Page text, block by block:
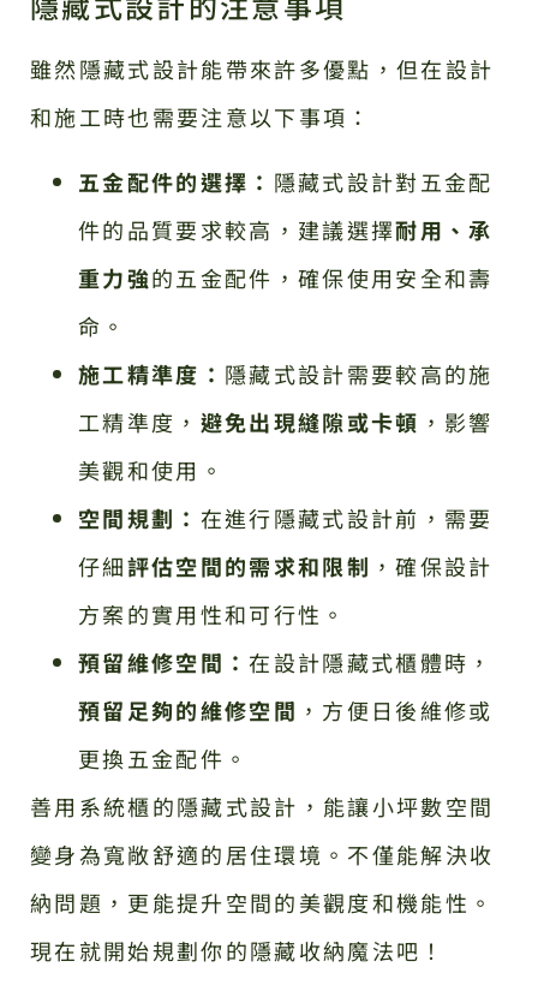
雖然隱藏式設計能帶來許多優點，但在設計
和施工時也需要注意以下事項：
五金配件的選擇： 隱藏式設計對五金配
件的品質要求較高，建議選擇耐用、承
重力強的五金配件，確保使用安全和壽
命。
施工精準度： 隱藏式設計需要較高的施
工精準度， 避免出現縫隙或卡頓 ，影響
美觀和使用。
空間規劃： 在進行隱藏式設計前，需要
仔細評估空間的需求和限制 ，確保設計
方案的實用性和可行性。
預留維修空間： 在設計隱藏式櫃體時，
預留足夠的維修空間 ，方便日後維修或
更換五金配件。
善用系統櫃的隱藏式設計，能讓小坪數空間
變身為寬敞舒適的居住環境。不僅能解決收
納問題，更能提升空間的美觀度和機能性。
現在就開始規劃你的隱藏收納魔法吧！